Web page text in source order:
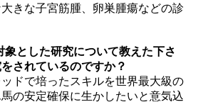
きな子宮筋腫、卵巣腫瘍などの診
象とした研究について教えた下さ
されているのですか？
ドで培ったスキルを世界最大級の
の安定確保に生かしたいと意気込